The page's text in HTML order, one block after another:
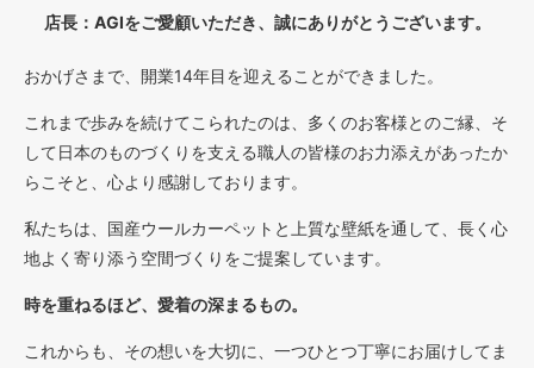
店長：AGIをご愛顧いただき、誠にありがとうございます。
おかげさまで、開業14年目を迎えることができました。
これまで歩みを続けてこられたのは、多くのお客様とのご縁、そ
して日本のものづくりを支える職人の皆様のお力添えがあったか
らこそと、心より感謝しております。
私たちは、国産ウールカーペットと上質な壁紙を通して、長く心
地よく寄り添う空間づくりをご提案しています。
時を重ねるほど、愛着の深まるもの。
これからも、その想いを大切に、一つひとつ丁寧にお届けしてま